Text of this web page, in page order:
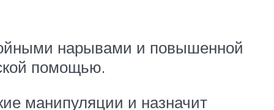
нарывами и повышенной
помощью.
манипуляции и назначит